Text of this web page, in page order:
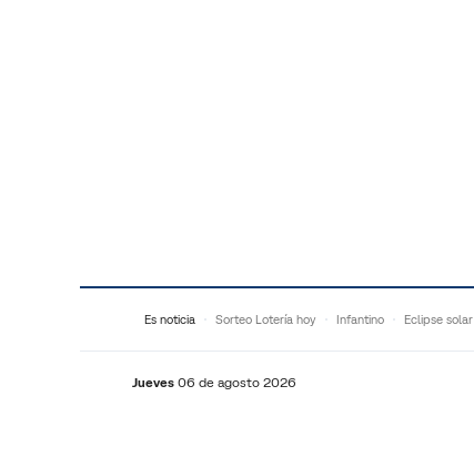
Es noticia Sorteo Lotería hoy Infantino Eclipse solar
Jueves 06 de agosto 2026